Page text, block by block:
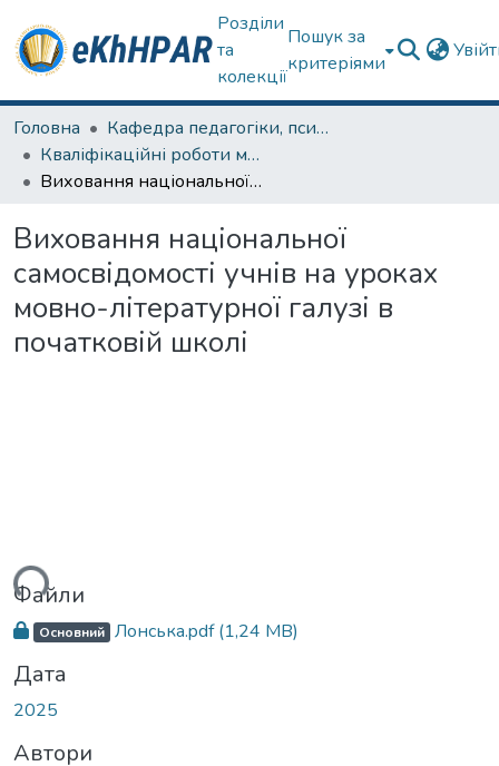
Розділи
та
колекції
Пошук за
критеріями
Головна
Кафедра педагогіки, психології, початкової освіти та освітнього менеджменту
Кваліфікаційні роботи магістрів
Виховання національної самосвідомості учнів на уроках мовно-літературної галузі в початковій школі
Виховання національної
самосвідомості учнів на уроках
мовно-літературної галузі в
початковій школі
Файли
Основний Лонська.pdf(1,24 MB)
Дата
2025
Автори